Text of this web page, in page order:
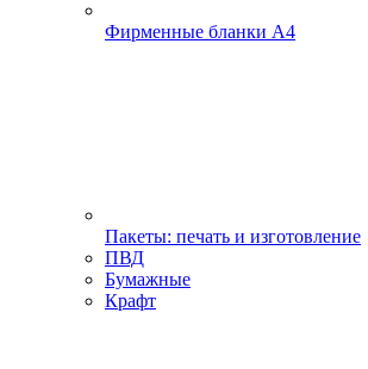
Фирменные бланки А4
Пакеты: печать и изготовление
ПВД
Бумажные
Крафт